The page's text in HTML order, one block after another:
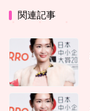
関連記事